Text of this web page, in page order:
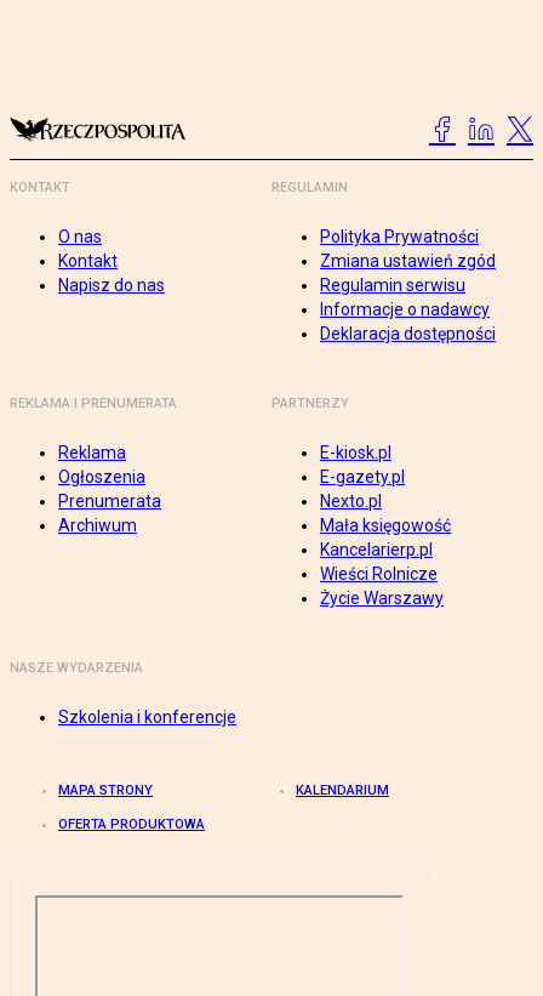
KONTAKT
O nas
Kontakt
Napisz do nas
REGULAMIN
Polityka Prywatności
Zmiana ustawień zgód
Regulamin serwisu
Informacje o nadawcy
Deklaracja dostępności
REKLAMA I PRENUMERATA
Reklama
Ogłoszenia
Prenumerata
Archiwum
PARTNERZY
E-kiosk.pl
E-gazety.pl
Nexto.pl
Mała księgowość
Kancelarierp.pl
Wieści Rolnicze
Życie Warszawy
NASZE WYDARZENIA
Szkolenia i konferencje
MAPA STRONY KALENDARIUM
OFERTA PRODUKTOWA